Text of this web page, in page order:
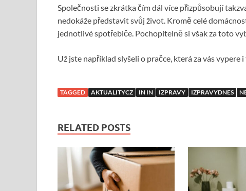
Společnosti se zkrátka čím dál více přizpůsobují
nedokáže představit svůj život. Kromě celé
jednotlivé spotřebiče. Pochopitelně si však za toto
Už jste například slyšeli o pračce, která za vás vypere
TAGGED AKTUALITYCZ IN IN IZPRAVY IZPRAVYDNES
RELATED POSTS